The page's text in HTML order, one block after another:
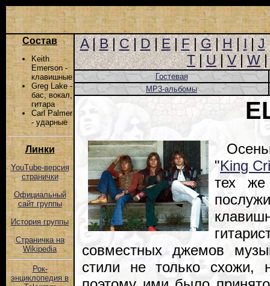
Состав
Keith
Emerson -
клавишные
Greg Lake -
бас, вокал,
гитара
Carl Palmer
- ударные
Линки
YouTube-версия
странички
Официальный
сайт группы
История группы
Страничка на
Wikipedia
Рок-
энциклопедия в
A|B|C|D|E|F|G|H|I|J
T|U|V|W
Гостевая
MP3-альбомы
"King
тех
совместных джемов
стили не только схожи,